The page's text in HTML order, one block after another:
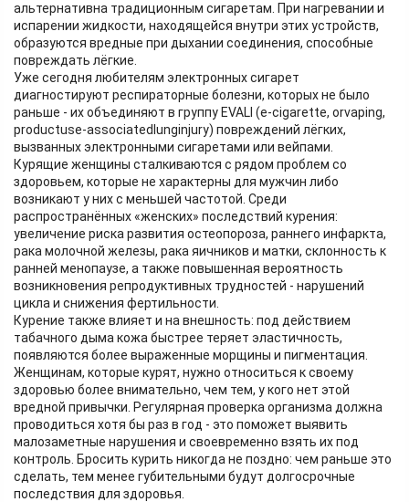
альтернативна традиционным сигаретам. При нагревании и
испарении жидкости, находящейся внутри этих устройств,
образуются вредные при дыхании соединения, способные
повреждать лёгкие.
Уже сегодня любителям электронных сигарет
диагностируют респираторные болезни, которых не было
раньше - их объединяют в группу EVALI (e-cigarette, orvaping,
productuse-associatedlunginjury) повреждений лёгких,
вызванных электронными сигаретами или вейпами.
Курящие женщины сталкиваются с рядом проблем со
здоровьем, которые не характерны для мужчин либо
возникают у них с меньшей частотой. Среди
распространённых «женских» последствий курения:
увеличение риска развития остеопороза, раннего инфаркта,
рака молочной железы, рака яичников и матки, склонность к
ранней менопаузе, а также повышенная вероятность
возникновения репродуктивных трудностей - нарушений
цикла и снижения фертильности.
Курение также влияет и на внешность: под действием
табачного дыма кожа быстрее теряет эластичность,
появляются более выраженные морщины и пигментация.
Женщинам, которые курят, нужно относиться к своему
здоровью более внимательно, чем тем, у кого нет этой
вредной привычки. Регулярная проверка организма должна
проводиться хотя бы раз в год - это поможет выявить
малозаметные нарушения и своевременно взять их под
контроль. Бросить курить никогда не поздно: чем раньше это
сделать, тем менее губительными будут долгосрочные
последствия для здоровья.